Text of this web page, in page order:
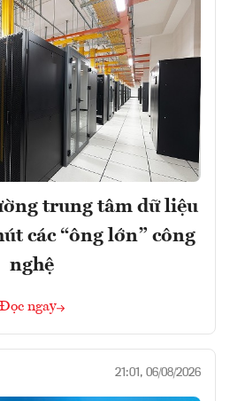
trung tâm dữ liệu
các “ông lớn” công
nghệ
Đọc ngay
21:01, 06/08/2026